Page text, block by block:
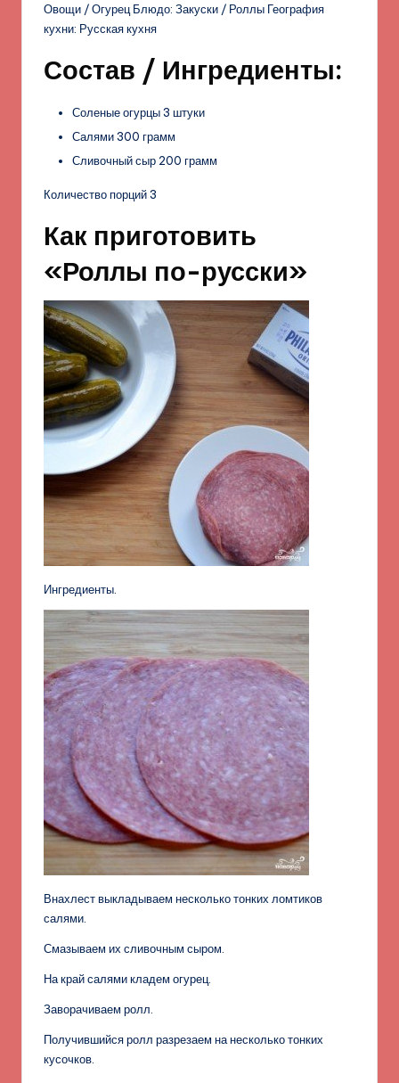
Овощи / Огурец Блюдо: Закуски / Роллы География
кухни: Русская кухня
Состав / Ингредиенты:
Соленые огурцы 3 штуки
Салями 300 грамм
Сливочный сыр 200 грамм
Количество порций 3
Как приготовить
«Роллы по-русски»
Ингредиенты.
Внахлест выкладываем несколько тонких ломтиков
салями.
Смазываем их сливочным сыром.
На край салями кладем огурец.
Заворачиваем ролл.
Получившийся ролл разрезаем на несколько тонких
кусочков.